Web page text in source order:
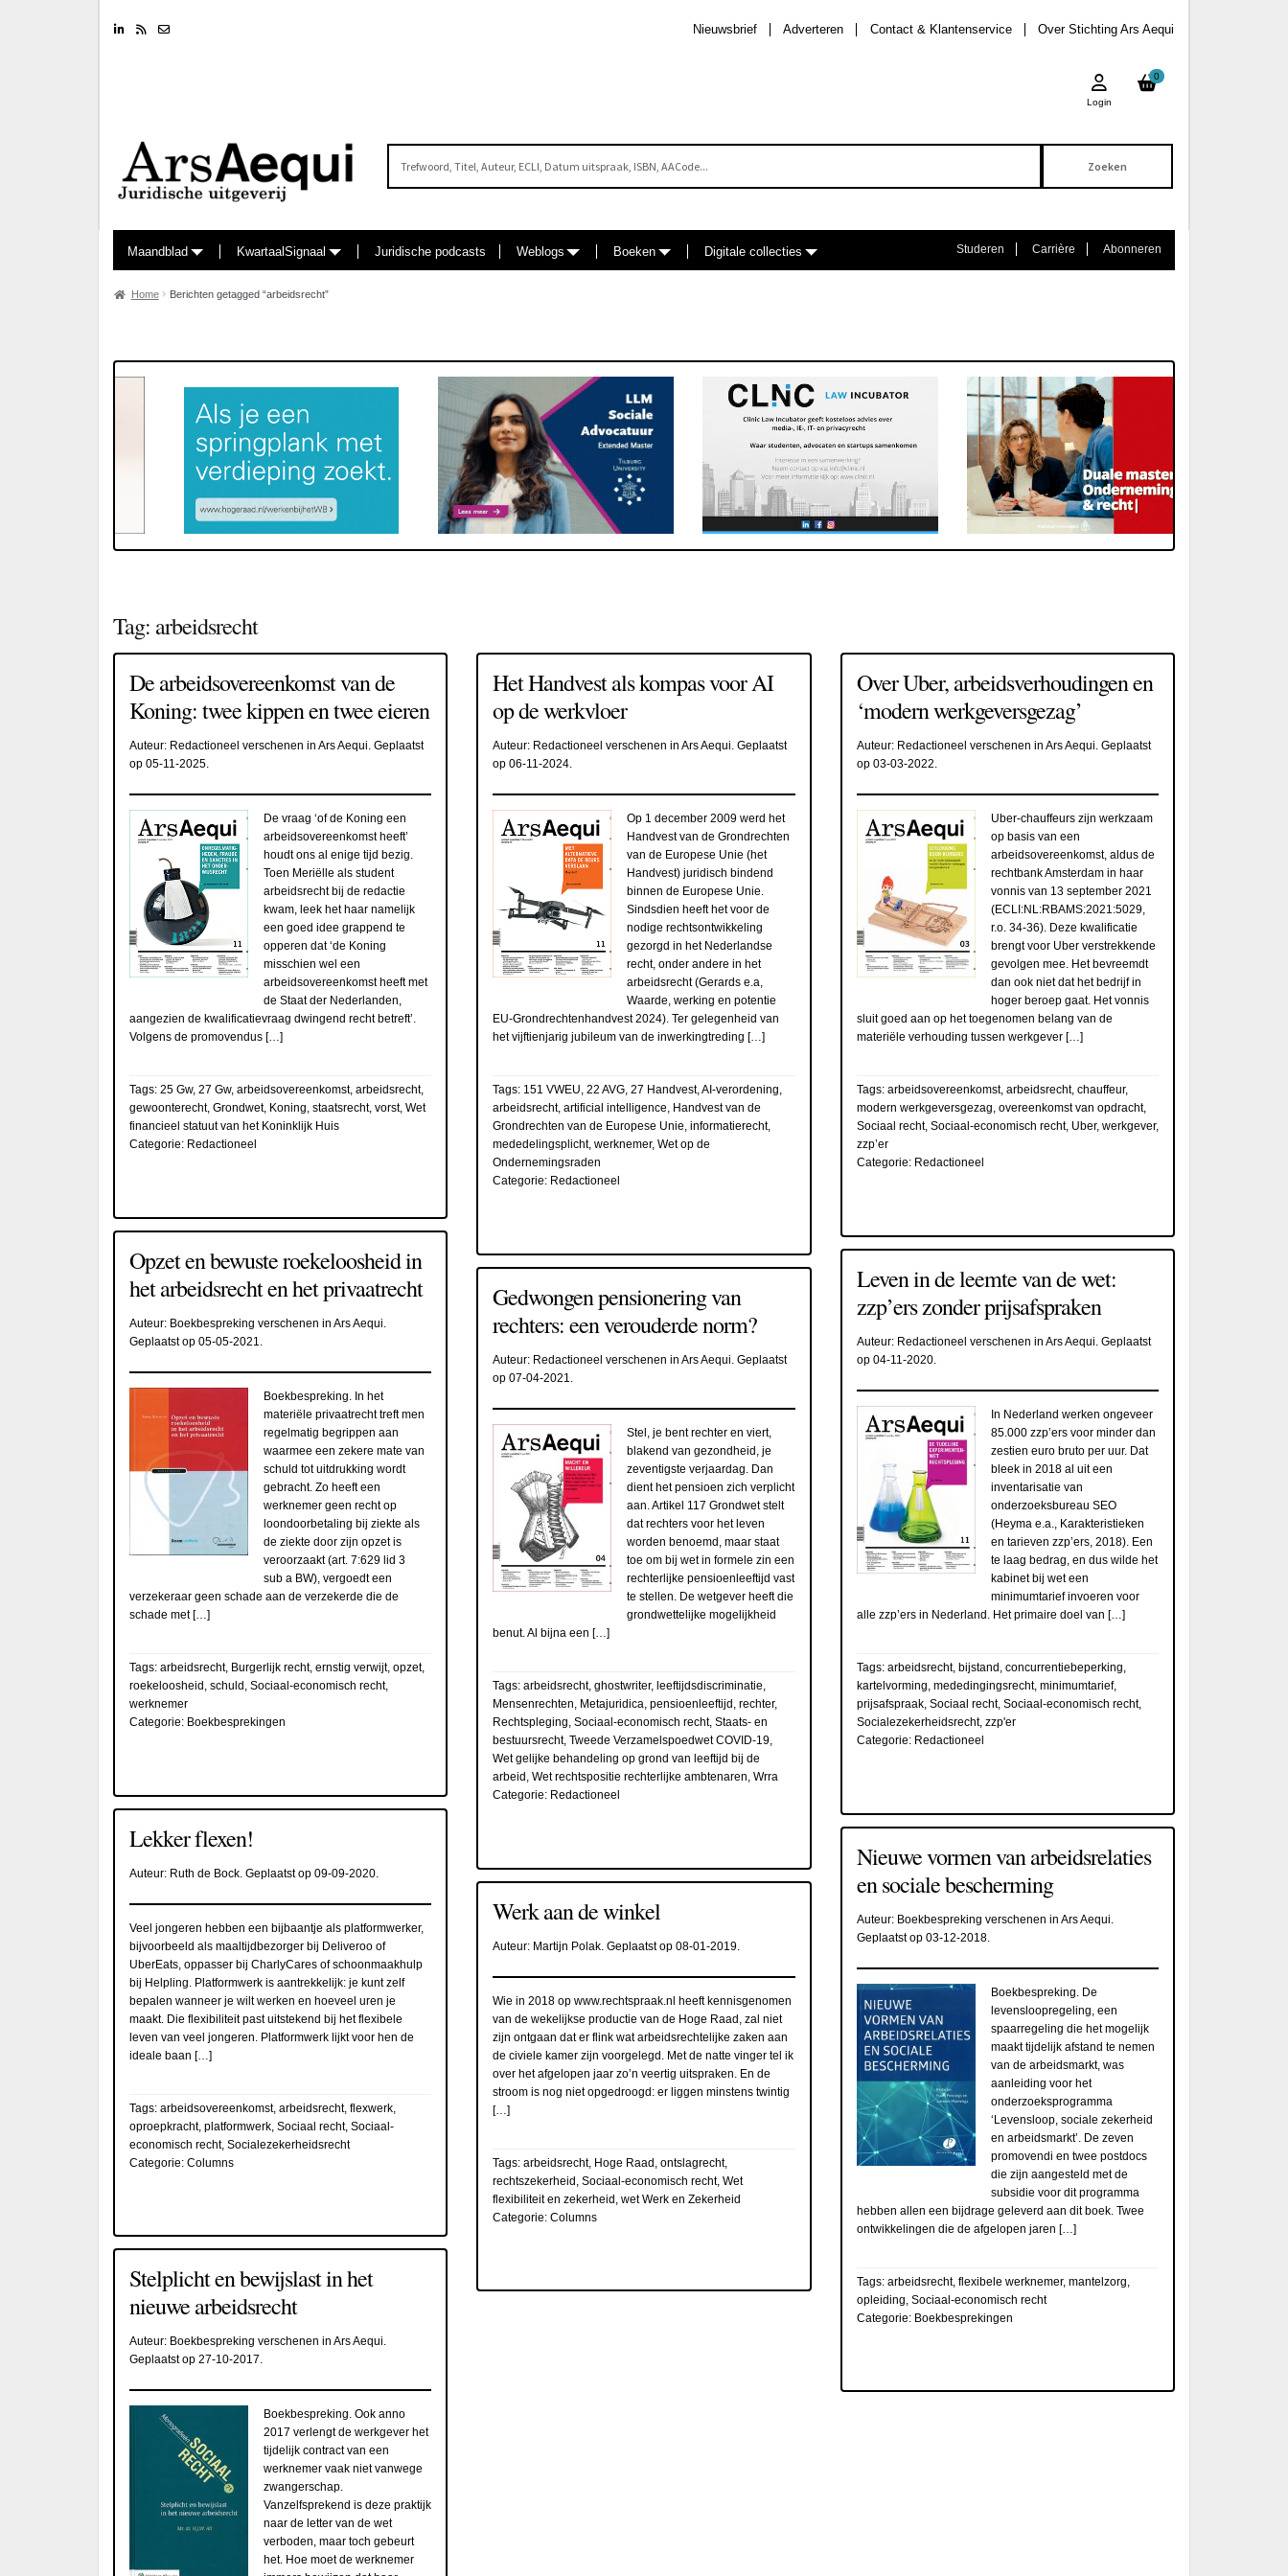
LinkedinRSS feed Over Stichting Ars Aequi
Contact & Klantenservice
Adverteren
Nieuwsbrief
0
Login
Maandblad KwartaalSignaal Juridische podcasts Weblogs Boeken Digitale collecties Studeren Carrière Abonneren
Home Berichten getagged “arbeidsrecht”
Tag: arbeidsrecht
De arbeidsovereenkomst van de
Koning: twee kippen en twee eieren
Auteur: Redactioneel verschenen in Ars Aequi. Geplaatst
op 05-11-2025.
De vraag ‘of de Koning een
arbeidsovereenkomst heeft’
houdt ons al enige tijd bezig.
Toen Meriëlle als student
arbeidsrecht bij de redactie
kwam, leek het haar namelijk
een goed idee grappend te
opperen dat ‘de Koning
misschien wel een
arbeidsovereenkomst heeft met
de Staat der Nederlanden,
aangezien de kwalificatievraag dwingend recht betreft’.
Volgens de promovendus […]
Tags: 25 Gw, 27 Gw, arbeidsovereenkomst, arbeidsrecht,
gewoonterecht, Grondwet, Koning, staatsrecht, vorst, Wet
financieel statuut van het Koninklijk Huis
Categorie: Redactioneel
Opzet en bewuste roekeloosheid in
het arbeidsrecht en het privaatrecht
Auteur: Boekbespreking verschenen in Ars Aequi
Geplaatst op 05-05-2021
Boekbespreking. In het
materiële privaatrecht treft men
regelmatig begrippen aan
waarmee een zekere mate van
schuld tot uitdrukking wordt
gebracht. Zo heeft een
werknemer geen recht op
loondoorbetaling bij ziekte als
de ziekte door zijn opzet is
veroorzaakt (art. 7:629 lid 3
sub a BW), vergoedt een
verzekeraar geen schade aan de verzekerde die de
schade met […]
Tags: arbeidsrecht, Burgerlijk recht, ernstig verwijt, opzet,
roekeloosheid schuld Sociaal-economisch recht,
werknemer
Categorie: Boekbesprekingen
Lekker flexen!
Auteur: Ruth de Bock . Geplaatst op 09-09-2020
Veel jongeren hebben een bijbaantje als platformwerker,
bijvoorbeeld als maaltijdbezorger bij Deliveroo of
UberEats, oppasser bij CharlyCares of schoonmaakhulp
bij Helpling. Platformwerk is aantrekkelijk: je kunt zelf
bepalen wanneer je wilt werken en hoeveel uren je
maakt. Die flexibiliteit past uitstekend bij het flexibele
leven van veel jongeren. Platformwerk lijkt voor hen de
ideale baan […]
Tags: arbeidsovereenkomst, arbeidsrecht, flexwerk
oproepkracht, platformwerk Sociaal recht, Sociaal-
economisch recht, Socialezekerheidsrecht
Categorie: Columns
Stelplicht en bewijslast in het
nieuwe arbeidsrecht
Auteur: Boekbespreking verschenen in Ars Aequi.
Geplaatst op 27-10-2017.
Boekbespreking. Ook anno
2017 verlengt de werkgever het
tijdelijk contract van een
werknemer vaak niet vanwege
zwangerschap.
Vanzelfsprekend is deze praktijk
naar de letter van de wet
verboden, maar toch gebeurt
het. Hoe moet de werknemer
Het Handvest als kompas voor AI
op de werkvloer
Auteur: Redactioneel verschenen in Ars Aequi. Geplaatst
op06-11-2024.
Op 1 december 2009 werd het
Handvest van de Grondrechten
van de Europese Unie (het
Handvest) juridisch bindend
binnen de Europese Unie.
Sindsdien heeft het voor de
nodige rechtsontwikkeling
gezorgd in het Nederlandse
recht, onder andere in het
arbeidsrecht (Gerards e.a,
Waarde, werking en potentie
EU-Grondrechtenhandvest 2024). Ter gelegenheid van
het vijftienjarig jubileum van de inwerkingtreding […]
Tags: 151 VWEU,22 AVG,27 Handvest,AI-verordening,
arbeidsrecht,artificial intelligence, Handvest van de
Grondrechten van de Europese Unie,informatierecht,
mededelingsplicht,werknemer,Wet op de
Ondernemingsraden
Categorie: Redactioneel
Gedwongen pensionering van
rechters: een verouderde norm?
Auteur: Redactioneel verschenen in Ars Aequi . Geplaatst
op07-04-2021
Stel, je bent rechter en viert,
blakend van gezondheid, je
zeventigste verjaardag. Dan
dient het pensioen zich verplicht
aan. Artikel 117 Grondwet stelt
dat rechters voor het leven
worden benoemd, maar staat
toe om bij wet in formele zin een
rechterlijke pensioenleeftijd vast
te stellen. De wetgever heeft die
grondwettelijke mogelijkheid
benut. Al bijna een […]
Tags:arbeidsrecht,ghostwriter,leeftijdsdiscriminatie
Mensenrechten Metajuridica ,pensioenleeftijd ,rechter,
Rechtspleging ,Sociaal-economisch recht,Staats- en
bestuursrecht,Tweede Verzamelspoedwet COVID-19
Wet gelijke behandeling op grond van leeftijd bij de
arbeid ,Wet rechtspositie rechterlijke ambtenaren ,Wrra
Categorie: Redactioneel
Werk aan de winkel
Auteur: Martijn Polak . Geplaatst op08-01-2019
Wie in 2018 op www.rechtspraak.nl heeft kennisgenomen
van de wekelijkse productie van de Hoge Raad, zal niet
zijn ontgaan dat er flink wat arbeidsrechtelijke zaken aan
de civiele kamer zijn voorgelegd. Met de natte vinger tel ik
over het afgelopen jaar zo’n veertig uitspraken. En de
stroom is nog niet opgedroogd: er liggen minstens twintig
[…]
Tags:arbeidsrecht, Hoge Raad ,ontslagrecht,
rechtszekerheid ,Sociaal-economisch recht,Wet
flexibiliteit en zekerheid ,wet Werk en Zekerheid
Categorie:Columns
Over Uber, arbeidsverhoudingen en
‘modern werkgeversgezag’
Auteur: Redactioneel verschenen in Ars Aequi. Geplaatst
op 03-03-2022.
Uber-chauffeurs zijn werkzaam
op basis van een
arbeidsovereenkomst, aldus de
rechtbank Amsterdam in haar
vonnis van 13 september 2021
(ECLI:NL:RBAMS:2021:5029,
r.o. 34-36). Deze kwalificatie
brengt voor Uber verstrekkende
gevolgen mee. Het bevreemdt
dan ook niet dat het bedrijf in
hoger beroep gaat. Het vonnis
sluit goed aan op het toegenomen belang van de
materiële verhouding tussen werkgever […]
Tags: arbeidsovereenkomst, arbeidsrecht, chauffeur,
modern werkgeversgezag, overeenkomst van opdracht,
Sociaal recht, Sociaal-economisch recht, Uber, werkgever,
zzp’er
Categorie: Redactioneel
Leven in de leemte van de wet:
zzp’ers zonder prijsafspraken
Auteur: Redactioneel verschenen in Ars Aequi . Geplaatst
op 04-11-2020.
In Nederland werken ongeveer
85.000 zzp’ers voor minder dan
zestien euro bruto per uur. Dat
bleek in 2018 al uit een
inventarisatie van
onderzoeksbureau SEO
(Heyma e.a., Karakteristieken
en tarieven zzp’ers, 2018). Een
te laag bedrag, en dus wilde het
kabinet bij wet een
minimumtarief invoeren voor
alle zzp’ers in Nederland. Het primaire doel van […]
Tags: arbeidsrecht, bijstand concurrentiebeperking
kartelvorming mededingingsrecht, minimumtarief,
prijsafspraak, Sociaal recht, Sociaal-economisch recht,
Socialezekerheidsrecht, zzp'er
Categorie: Redactioneel
Nieuwe vormen van arbeids­relaties
en sociale bescherming
Auteur: Boekbespreking verschenen in Ars Aequi
Geplaatst op 03-12-2018.
Boekbespreking. De
levensloopregeling, een
spaarregeling die het mogelijk
maakt tijdelijk afstand te nemen
van de arbeidsmarkt, was
aanleiding voor het
onderzoeksprogramma
‘Levensloop, socia­le zekerheid
en arbeidsmarkt’. De zeven
promovendi en twee postdocs
die zijn aangesteld met de
subsidie voor dit programma
hebben allen een bijdrage geleverd aan dit boek. Twee
ontwikkelingen die de afgelopen jaren […]
Tags: arbeidsrecht, flexibele werknemer, mantelzorg
opleiding Sociaal-economisch recht
Categorie: Boekbesprekingen